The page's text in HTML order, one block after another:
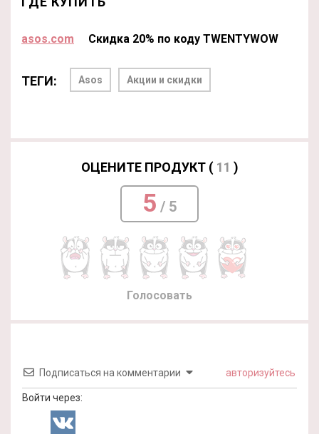
asos.com Скидка 20% по коду TWENTYWOW
ТЕГИ: Asos Акции и скидки
ОЦЕНИТЕ ПРОДУКТ ( 11 )
5 / 5
Голосовать
Подписаться на комментарии авторизуйтесь
Войти через: